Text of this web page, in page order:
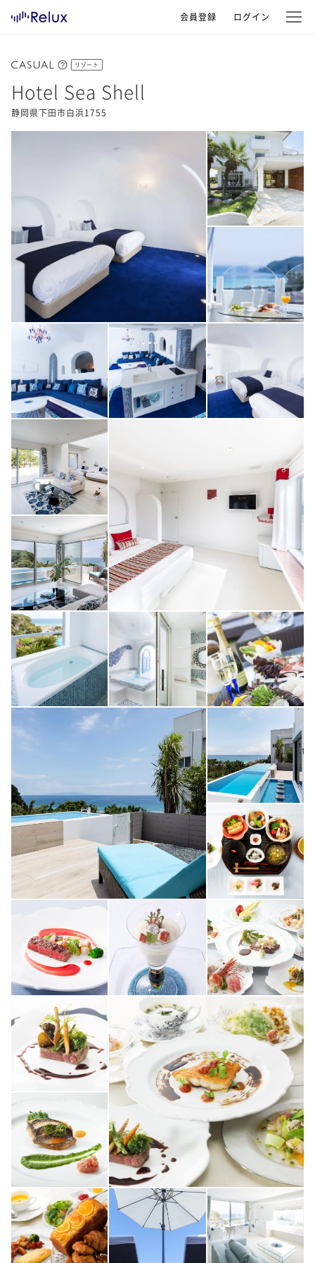
会員登録 ログイン
リゾート
Hotel Sea Shell
静岡県下田市白浜1755